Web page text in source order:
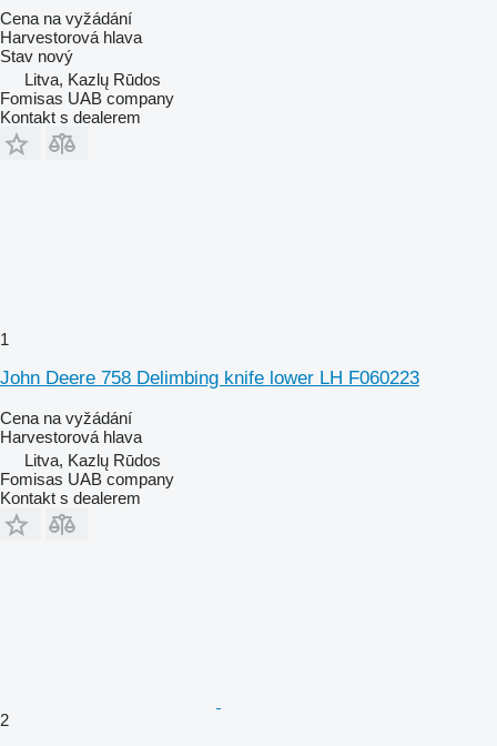
Cena na vyžádání
Harvestorová hlava
Stav nový
Litva, Kazlų Rūdos
Fomisas UAB company
Kontakt s dealerem
1
John Deere 758 Delimbing knife lower LH F060223
Cena na vyžádání
Harvestorová hlava
Litva, Kazlų Rūdos
Fomisas UAB company
Kontakt s dealerem
2